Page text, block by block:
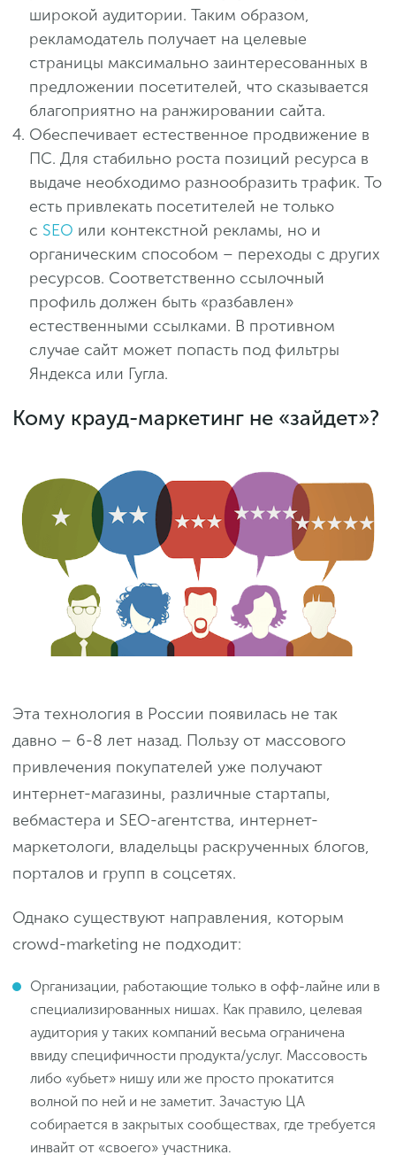
широкой аудитории. Таким образом,
рекламодатель получает на целевые
страницы максимально заинтересованных в
предложении посетителей, что сказывается
благоприятно на ранжировании сайта.
Обеспечивает естественное продвижение в
ПС. Для стабильно роста позиций ресурса в
выдаче необходимо разнообразить трафик. То
есть привлекать посетителей не только
с SEO или контекстной рекламы, но и
органическим способом – переходы с других
ресурсов. Соответственно ссылочный
профиль должен быть «разбавлен»
естественными ссылками. В противном
случае сайт может попасть под фильтры
Яндекса или Гугла.
Кому крауд-маркетинг не «зайдет»?
Эта технология в России появилась не так
давно – 6-8 лет назад. Пользу от массового
привлечения покупателей уже получают
интернет-магазины, различные стартапы,
вебмастера и SEO-агентства, интернет-
маркетологи, владельцы раскрученных блогов,
порталов и групп в соцсетях.
Однако существуют направления, которым
crowd-marketing не подходит:
Организации, работающие только в офф-лайне или в
специализированных нишах. Как правило, целевая
аудитория у таких компаний весьма ограничена
ввиду специфичности продукта/услуг. Массовость
либо «убьет» нишу или же просто прокатится
волной по ней и не заметит. Зачастую ЦА
собирается в закрытых сообществах, где требуется
инвайт от «своего» участника.